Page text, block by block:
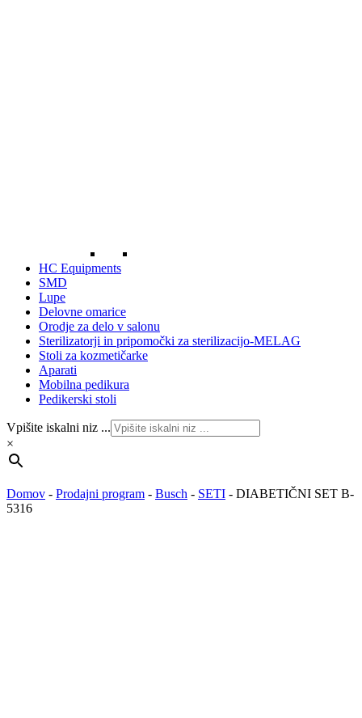
HC Equipments
SMD
Lupe
Delovne omarice
Orodje za delo v salonu
Sterilizatorji in pripomočki za sterilizacijo-MELAG
Stoli za kozmetičarke
Aparati
Mobilna pedikura
Pedikerski stoli
Vpišite iskalni niz ...
×
Domov - Prodajni program - Busch - SETI - DIABETIČNI SET B-
5316